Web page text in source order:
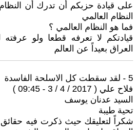
على قيادة حزبكم أن تدرك أن
النظام العالمي
فما هو النظام العالمي ؟
قيادتكم لا تعرفه قطعا ولو عرفته
العراق بعيداً عن العالم
5 - لقد سقطت كل الاسلحة الفاسدة
فلاح علي ( 2017 / 4 / 3 - 09:45 )
السيد عدنان يوسف
تحية طيبة
شكراً لتعليقك حيث ذكرت فيه